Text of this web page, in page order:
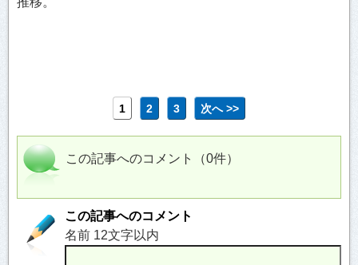
1 2 3 次へ >>
この記事へのコメント（0件）
この記事へのコメント
名前 12文字以内